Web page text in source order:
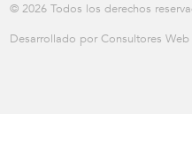
© 2026 Todos los derechos
Desarrollado por Consultores Web